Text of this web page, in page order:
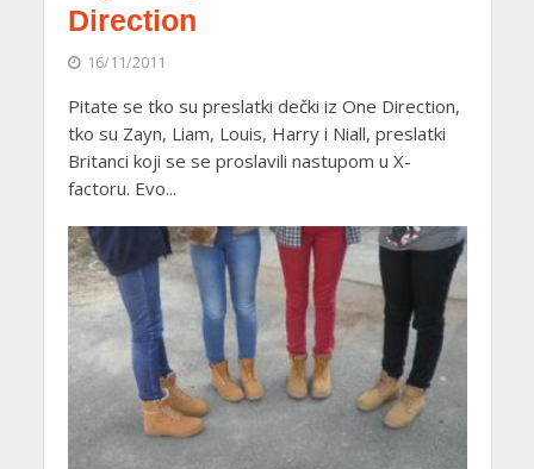
Direction
16/11/2011
Pitate se tko su preslatki dečki iz One Direction,
tko su Zayn, Liam, Louis, Harry i Niall, preslatki
Britanci koji se se proslavili nastupom u X-
factoru. Evo...